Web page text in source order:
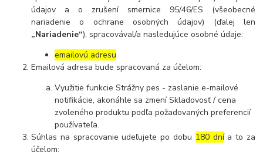
údajov a o zrušení smernice 95/46/ES (všeobecné
nariadenie o ochrane osobných údajov) (ďalej len
„Nariadenie“), spracovával/a nasledujúce osobné údaje:
emailovú adresu
Emailová adresa bude spracovaná za účelom:
Využitie funkcie Strážny pes - zaslanie e-mailové
notifikácie, akonáhle sa zmení Skladovosť / cena
zvoleného produktu podľa požadovaných preferencií
používateľa.
Súhlas na spracovanie udeľujete po dobu 180 dnía to za
účelom: